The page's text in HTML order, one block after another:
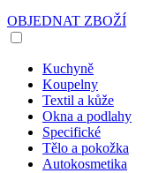
OBJEDNAT ZBOŽÍ
Kuchyně
Koupelny
Textil a kůže
Okna a podlahy
Specifické
Tělo a pokožka
Autokosmetika